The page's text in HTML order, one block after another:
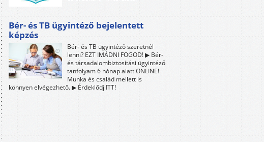
Bér- és TB ügyintéző bejelentett
képzés
Bér- és TB ügyintéző szeretnél
lenni? EZT IMÁDNI FOGOD! ▶ Bér-
és társadalombiztosítási ügyintéző
tanfolyam 6 hónap alatt ONLINE!
Munka és család mellett is
könnyen elvégezhető. ▶ Érdeklődj ITT!